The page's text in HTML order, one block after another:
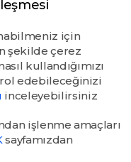
için
şekilde çerez
kullandığımızı
edebileceğinizi
inceleyebilirsiniz
işlenme amaçları
sayfamızdan